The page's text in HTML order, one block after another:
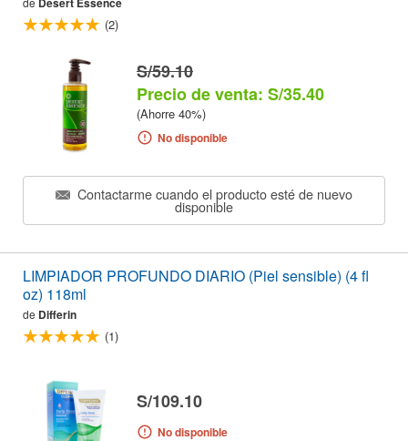
(2)
S/59.10
Precio de venta: S/35.40
(Ahorre 40%)
No disponible
Contactarme cuando el producto esté de nuevo
disponible
LIMPIADOR PROFUNDO DIARIO (Piel sensible) (4 fl
oz) 118ml
de Differin
(1)
S/109.10
No disponible